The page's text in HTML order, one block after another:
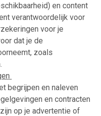
en content
verantwoordelijk voor
voor je
dat je de
zoals
begrijpen en naleven
en contracten
op je advertentie of